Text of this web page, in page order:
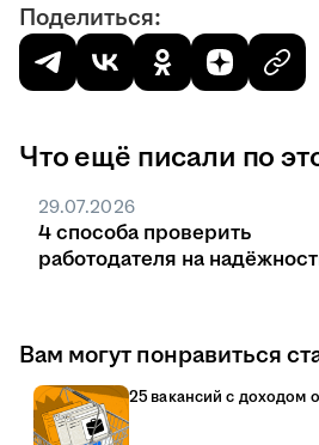
Поделиться:
Что ещё писали по
29.07.2026
4 способа проверить
работодателя на
Вам могут понравиться
25 вакансий с доходом